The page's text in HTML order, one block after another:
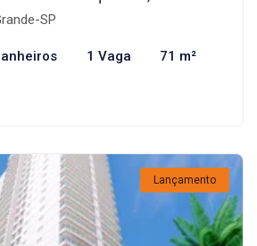
SP
1 Vaga 71 m²
Lançamento